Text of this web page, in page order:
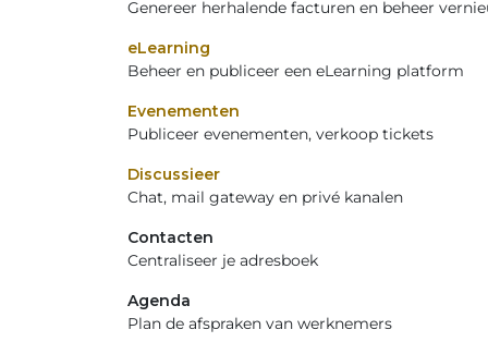
Genereer herhalende facturen en beheer
eLearning
Beheer en publiceer een eLearning platform
Evenementen
Publiceer evenementen, verkoop tickets
Discussieer
Chat, mail gateway en privé kanalen
Contacten
Centraliseer je adresboek
Agenda
Plan de afspraken van werknemers